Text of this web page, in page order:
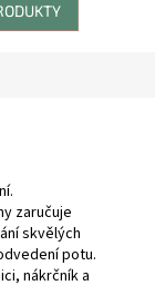
zaručuje
skvělých
potu.
nákrčník a